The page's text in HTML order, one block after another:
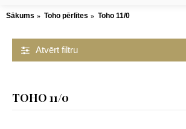
Sākums Toho pērlītes Toho 11/0
Atvērt filtru
TOHO 11/0